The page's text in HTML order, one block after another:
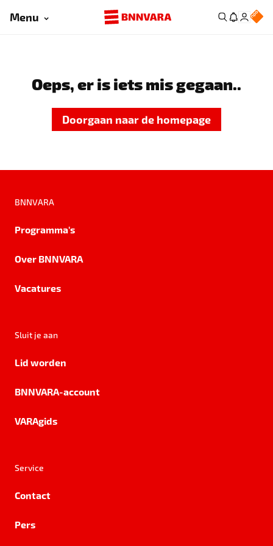
Menu
Oeps, er is iets mis gegaan..
Doorgaan naar de homepage
BNNVARA
Programma's
Over BNNVARA
Vacatures
Sluit je aan
Lid worden
BNNVARA-account
VARAgids
Service
Contact
Pers